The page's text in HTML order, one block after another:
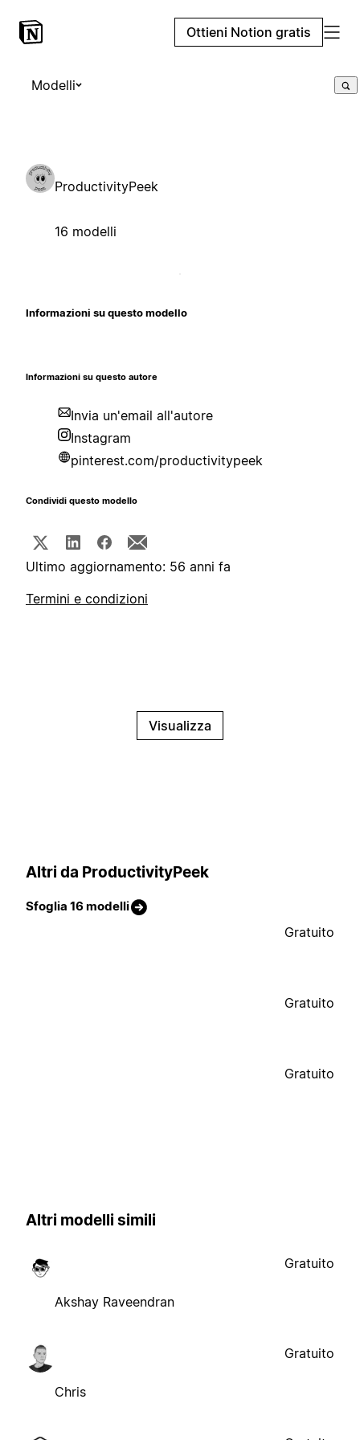
Ottieni Notion gratis
Modelli
ProductivityPeek
16 modelli
Informazioni su questo modello
Informazioni su questo autore
Invia un'email all'autore
Instagram
pinterest.com/productivitypeek
Condividi questo modello
Ultimo aggiornamento: 56 anni fa
Termini e condizioni
Visualizza
Altri da ProductivityPeek
Sfoglia 16 modelli
Gratuito
Gratuito
Gratuito
Altri modelli simili
Akshay Raveendran
Gratuito
Chris
Gratuito